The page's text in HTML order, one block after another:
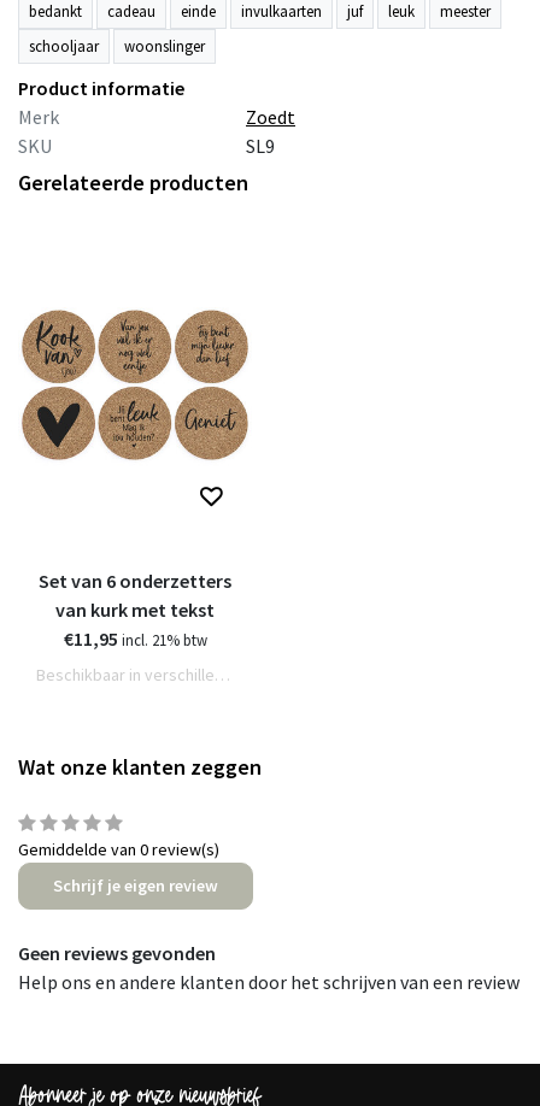
bedankt cadeau einde invulkaarten juf leuk
meester
schooljaar
woonslinger
Product informatie
Merk
Zoedt
SKU
SL9
Gerelateerde producten
Set van 6 onderzetters
van kurk met tekst
€11,95 incl. 21% btw
Beschikbaar in verschillende varianten
Wat onze klanten zeggen
Gemiddelde van 0 review(s)
Schrijf je eigen review
Geen reviews gevonden
Help ons en andere klanten door het schrijven van een review
Abonneer je op onze nieuwsbrief